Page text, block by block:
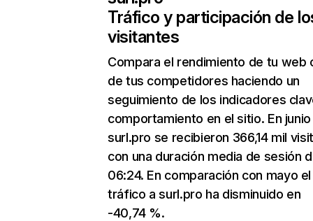
Tráfico y participación de
visitantes
Compara el rendimiento de tu web
de tus competidores haciendo un
seguimiento de los indicadores
comportamiento en el sitio. En junio
surl.pro se recibieron 366,14 mil
con una duración media de sesión
06:24. En comparación con mayo el
tráfico a surl.pro ha disminuido en
-40,74 %.